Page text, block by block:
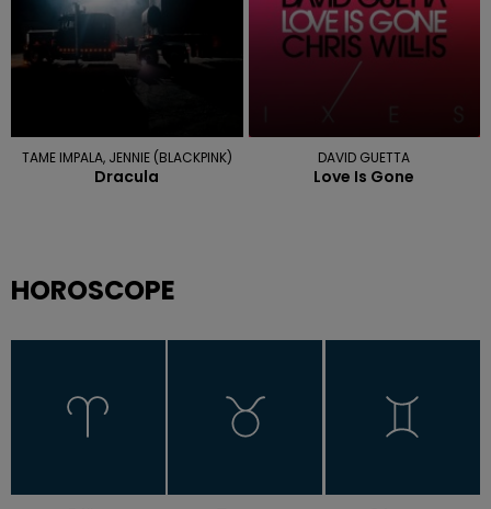
TAME IMPALA, JENNIE (BLACKPINK)
Dracula
DAVID GUETTA
Love Is Gone
HOROSCOPE